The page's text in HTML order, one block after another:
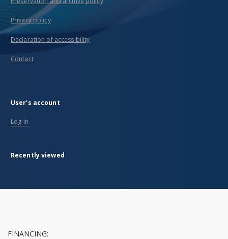
Privacy policy
Declaration of accessibility
Contact
User's account
Log in
Recently viewed
FINANCING: